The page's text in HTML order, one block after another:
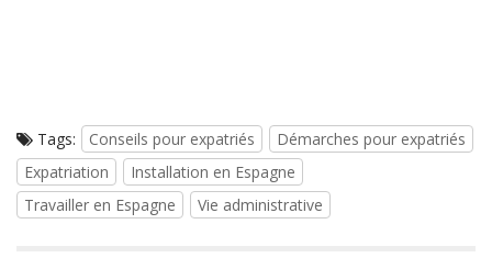
Tags: Conseils pour expatriés
Démarches pour expatriés
Expatriation
Installation en Espagne
Travailler en Espagne
Vie administrative